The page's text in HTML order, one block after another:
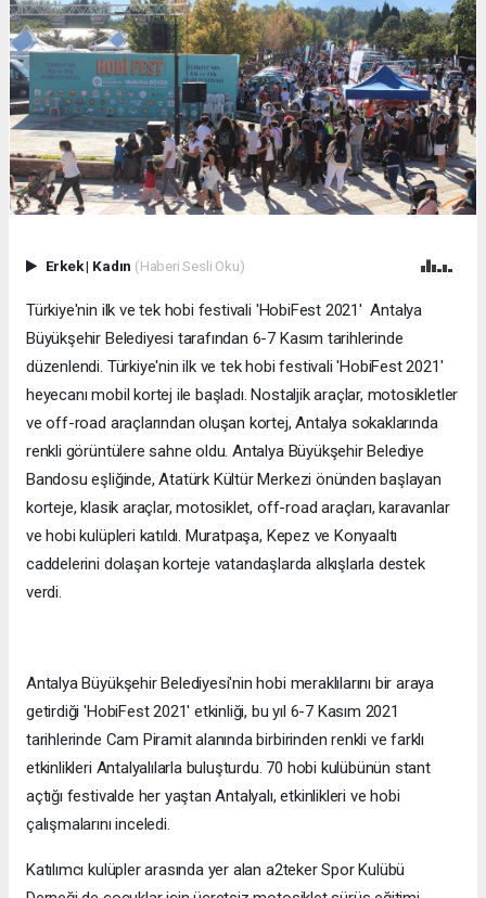
Erkek| Kadın (Haberi Sesli Oku)
Türkiye'nin ilk ve tek hobi festivali 'HobiFest 2021' Antalya
Büyükşehir Belediyesi tarafından 6-7 Kasım tarihlerinde
düzenlendi. Türkiye'nin ilk ve tek hobi festivali 'HobiFest 2021'
heyecanı mobil kortej ile başladı. Nostaljik araçlar, motosikletler
ve off-road araçlarından oluşan kortej, Antalya sokaklarında
renkli görüntülere sahne oldu. Antalya Büyükşehir Belediye
Bandosu eşliğinde, Atatürk Kültür Merkezi önünden başlayan
korteje, klasik araçlar, motosiklet, off-road araçları, karavanlar
ve hobi kulüpleri katıldı. Muratpaşa, Kepez ve Konyaaltı
caddelerini dolaşan korteje vatandaşlarda alkışlarla destek
verdi.
Antalya Büyükşehir Belediyesi'nin hobi meraklılarını bir araya
getirdiği 'HobiFest 2021' etkinliği, bu yıl 6-7 Kasım 2021
tarihlerinde Cam Piramit alanında birbirinden renkli ve farklı
etkinlikleri Antalyalılarla buluşturdu. 70 hobi kulübünün stant
açtığı festivalde her yaştan Antalyalı, etkinlikleri ve hobi
çalışmalarını inceledi.
Katılımcı kulüpler arasında yer alan a2teker Spor Kulübü